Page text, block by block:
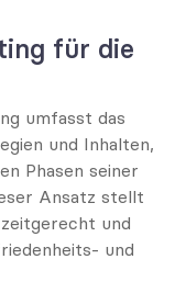
für die
umfasst das
und Inhalten,
Phasen seiner
Ansatz stellt
und
und